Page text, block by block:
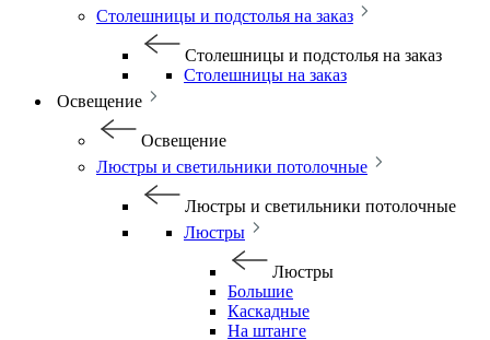
Столешницы и подстолья на заказ
Столешницы и подстолья на заказ
Столешницы на заказ
Освещение
Освещение
Люстры и светильники потолочные
Люстры и светильники потолочные
Люстры
Люстры
Большие
Каскадные
На штанге